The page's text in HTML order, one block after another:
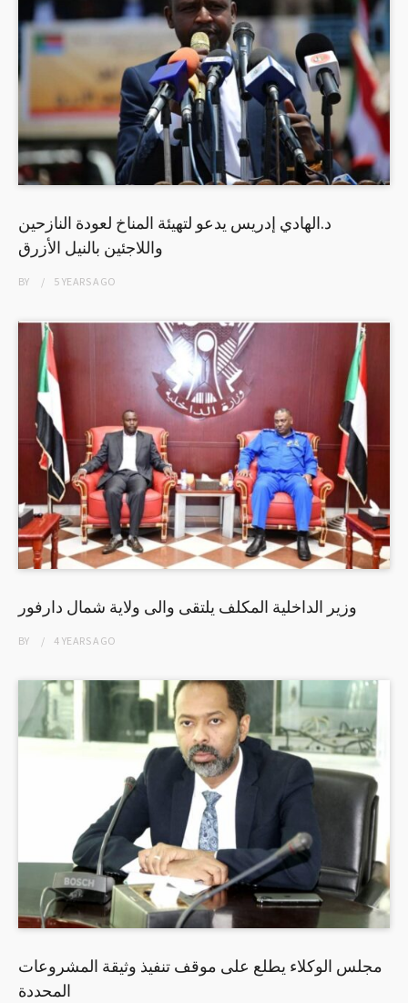
د.الهادي إدريس يدعو لتهيئة المناخ لعودة النازحين
واللاجئين بالنيل الأزرق
BY 5 YEARSAGO
وزير الداخلية المكلف يلتقى والى ولاية شمال دارفور
BY 4 YEARSAGO
مجلس الوكلاء يطلع على موقف تنفيذ وثيقة المشروعات
المحددة